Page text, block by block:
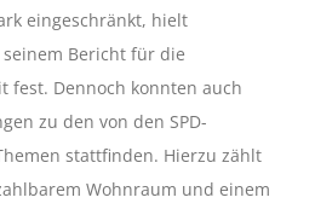
eingeschränkt, hielt
Bericht für die
fest. Dennoch konnten auch
zu den von den SPD-
stattfinden. Hierzu zählt
Wohnraum und einem